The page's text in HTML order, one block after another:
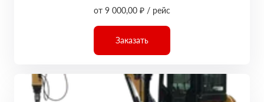
от 9 000,00 ₽ / рейс
Заказать